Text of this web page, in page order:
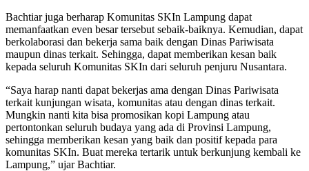
Bachtiar juga berharap Komunitas SKIn Lampung dapat
memanfaatkan even besar tersebut sebaik-baiknya. Kemudian, dapat
berkolaborasi dan bekerja sama baik dengan Dinas Pariwisata
maupun dinas terkait. Sehingga, dapat memberikan kesan baik
kepada seluruh Komunitas SKIn dari seluruh penjuru Nusantara.
“Saya harap nanti dapat bekerjas ama dengan Dinas Pariwisata
terkait kunjungan wisata, komunitas atau dengan dinas terkait.
Mungkin nanti kita bisa promosikan kopi Lampung atau
pertontonkan seluruh budaya yang ada di Provinsi Lampung,
sehingga memberikan kesan yang baik dan positif kepada para
komunitas SKIn. Buat mereka tertarik untuk berkunjung kembali ke
Lampung,” ujar Bachtiar.